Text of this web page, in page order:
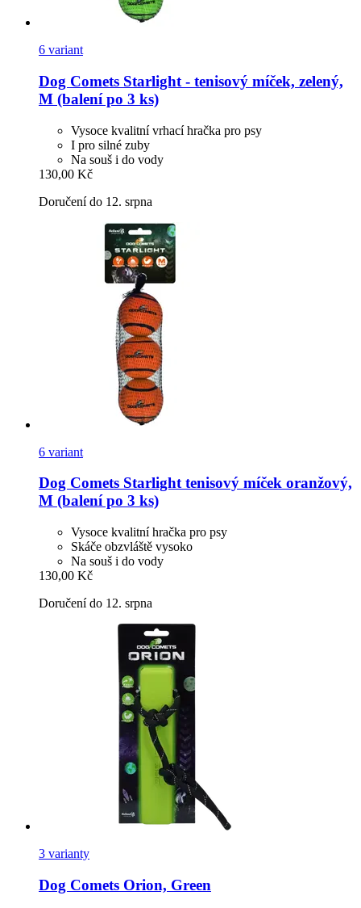
6 variant
Dog Comets Starlight -​ tenisový míček, zelený,
M (balení po 3 ks)
Vysoce kvalitní vrhací hračka pro psy
I pro silné zuby
Na souš i do vody
130,00 Kč
Doručení do 12. srpna
6 variant
Dog Comets Starlight tenisový míček oranžový,
M (balení po 3 ks)
Vysoce kvalitní hračka pro psy
Skáče obzvláště vysoko
Na souš i do vody
130,00 Kč
Doručení do 12. srpna
3 varianty
Dog Comets Orion, Green